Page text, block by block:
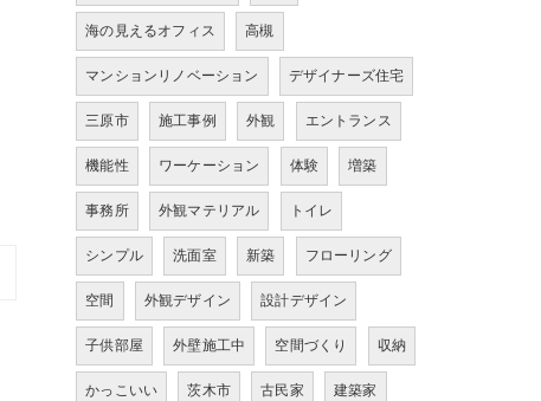
海の見えるオフィス 高槻
マンションリノベーション デザイナーズ住宅
三原市 施工事例 外観 エントランス
機能性 ワーケーション 体験 増築
事務所 外観マテリアル トイレ
シンプル 洗面室 新築 フローリング
空間 外観デザイン 設計デザイン
子供部屋 外壁施工中 空間づくり 収納
かっこいい 茨木市 古民家 建築家